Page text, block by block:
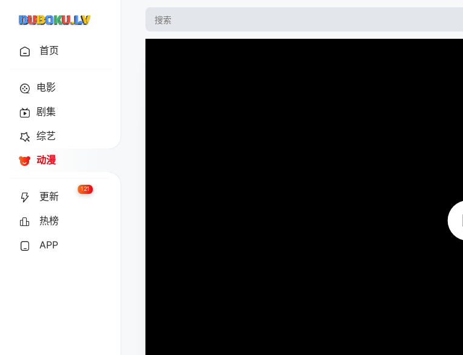
首页
电影
剧集
综艺
动漫
更新
121
热榜
APP